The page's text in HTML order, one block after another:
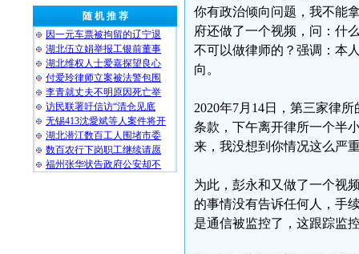
随 机 推 荐
因一元车票被拘留的辽宁退
湖北伍立娟举报工银前董事
湖北维权人士爱嘉探望良心
付爱玲律师立案被法警包围
李青就丈夫不明原因死亡举
访民联署吁信访“清仓见底
无锡413沈愛斌等人案件将开
湖北潜江数百工人围堵市委
数百农行下岗职工继续请愿
福州张华状告政府公安却不
你有政治倾向问题，我不能
府还做了一个视频，问：什
不可以做律师的？强调：本
向。
2020年7月14日，第三家律
条款，下午离开律所一个半
来，我没想到你情况这么严
为此，彭永和又做了一个视
的事情没有告诉任何人，手
是通信被监控了，这跟踪监